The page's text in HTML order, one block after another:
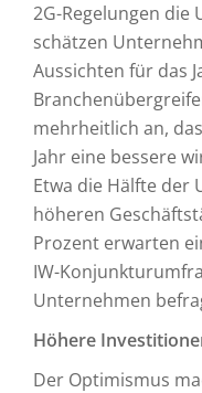
2G-Regelungen
schätzen
Aussichten für das
mehrheitlich an,
Jahr eine bessere
Etwa die Hälfte
höheren
Prozent erwarten
IW-
Unternehmen
Höhere
Der Optimismus